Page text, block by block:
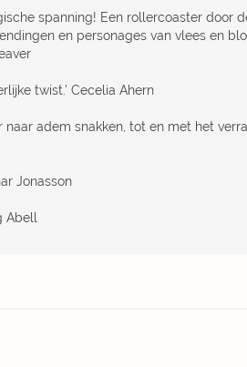
spanning! Een rollercoaster door
en personages van vlees en
twist.' Cecelia Ahern
naar adem snakken, tot en met het
Jonasson
Abell